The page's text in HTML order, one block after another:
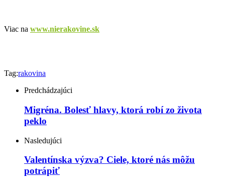
Viac na www.nierakovine.sk
Tag:rakovina
Predchádzajúci
Migréna. Bolesť hlavy, ktorá robí zo života
peklo
Nasledujúci
Valentínska výzva? Ciele, ktoré nás môžu
potrápiť